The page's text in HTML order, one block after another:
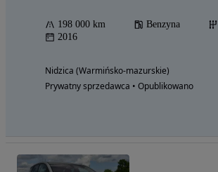
198 000 km Benzyna
2016
Nidzica (Warmińsko-mazurskie)
Prywatny sprzedawca • Opublikowano